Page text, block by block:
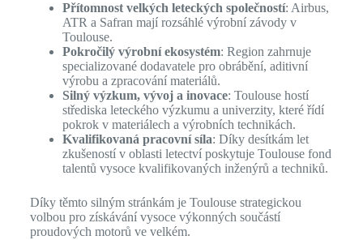
Přítomnost velkých leteckých společností: Airbus,
ATR a Safran mají rozsáhlé výrobní závody v
Toulouse.
Pokročilý výrobní ekosystém: Region zahrnuje
specializované dodavatele pro obrábění, aditivní
výrobu a zpracování materiálů.
Silný výzkum, vývoj a inovace: Toulouse hostí
střediska leteckého výzkumu a univerzity, které řídí
pokrok v materiálech a výrobních technikách.
Kvalifikovaná pracovní síla: Díky desítkám let
zkušeností v oblasti letectví poskytuje Toulouse fond
talentů vysoce kvalifikovaných inženýrů a techniků.
Díky těmto silným stránkám je Toulouse strategickou
volbou pro získávání vysoce výkonných součástí
proudových motorů ve velkém.